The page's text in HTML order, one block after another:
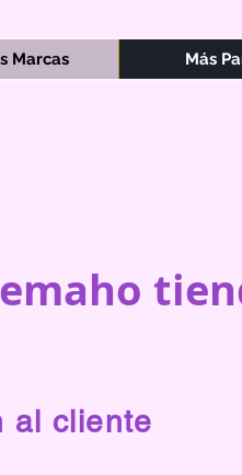
Marcas Más
al cliente